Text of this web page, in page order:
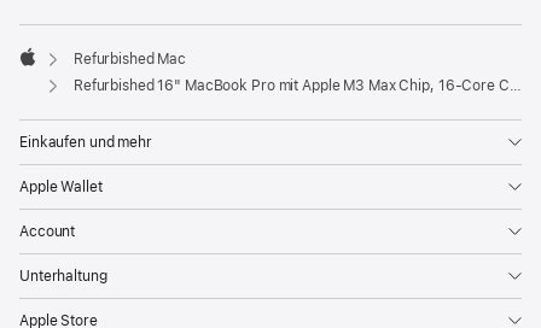
neues
Apple
Refurbished Mac
Refurbished 16" MacBook Pro mit Apple M3 Max Chip, 16‑Core CPU und 40‑Core GPU - Space Schwarz
Einkaufen und mehr
Apple Wallet
Account
Unterhaltung
Apple Store